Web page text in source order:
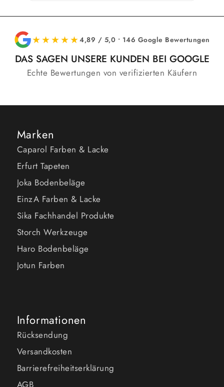
★★★★★4,89 / 5,0 • 146 Google Bewertungen
DAS SAGEN UNSERE KUNDEN BEI GOOGLE
Echte Bewertungen von verifizierten Käufern
Marken
Caparol Farben & Lacke
Erfurt Tapeten
Joka Bodenbeläge
EinzA Farben & Lacke
Sika Fachhandel Produkte
Storch Werkzeuge
Haro Bodenbeläge
Jotun Farben
Informationen
Rücksendung
Versandkosten
Barrierefreiheitserklärung
AGB